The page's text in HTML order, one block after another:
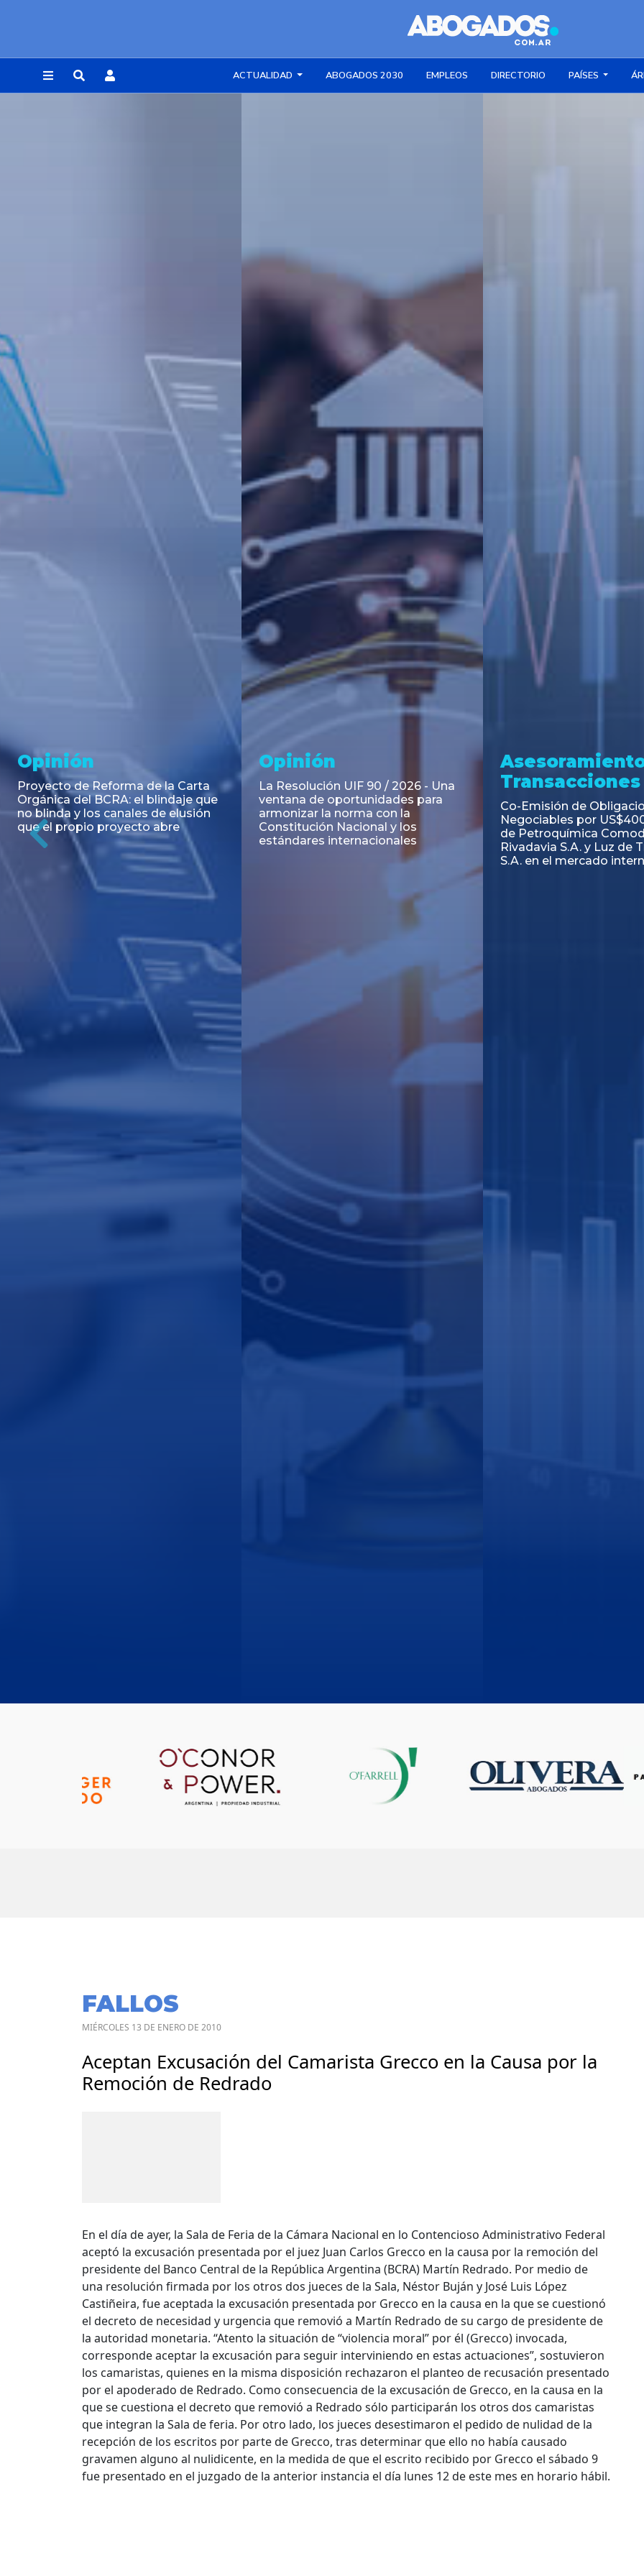
ACTUALIDAD ABOGADOS 2030 EMPLEOS DIRECTORIO PAÍSES
Noticia
RESOLUCIÓN 271/2026 de la
SECRETARIA DE COORDINACIÓN
DE PRODUCCIÓN: Actualización y
unificación de las advertencias
obligatorias en la publicidad de
juegos y apuestas en...
Asesoramiento y
Transacciones
Emisión de Obligaciones
Negociables Clase E de Central
Puerto S.A. por un Valor Nominal
de U$S 98.897.303
Transacciones
PAGBAM asesoró a
autorización para la
de los Certificados de
del Fideicomiso
Inmobiliario "Espacio
Previous
FALLOS
MIÉRCOLES 13 DE ENERO DE 2010
Aceptan Excusación del Camarista Grecco en la Causa por la
Remoción de Redrado
En el día de ayer, la Sala de Feria de la Cámara Nacional en lo Contencioso Administrativo Federal
aceptó la excusación presentada por el juez Juan Carlos Grecco en la causa por la remoción del
presidente del Banco Central de la República Argentina (BCRA) Martín Redrado. Por medio de
una resolución firmada por los otros dos jueces de la Sala, Néstor Buján y José Luis López
Castiñeira, fue aceptada la excusación presentada por Grecco en la causa en la que se cuestionó
el decreto de necesidad y urgencia que removió a Martín Redrado de su cargo de presidente de
la autoridad monetaria. “Atento la situación de “violencia moral” por él (Grecco) invocada,
corresponde aceptar la excusación para seguir interviniendo en estas actuaciones”, sostuvieron
los camaristas, quienes en la misma disposición rechazaron el planteo de recusación presentado
por el apoderado de Redrado. Como consecuencia de la excusación de Grecco, en la causa en la
que se cuestiona el decreto que removió a Redrado sólo participarán los otros dos camaristas
que integran la Sala de feria. Por otro lado, los jueces desestimaron el pedido de nulidad de la
recepción de los escritos por parte de Grecco, tras determinar que ello no había causado
gravamen alguno al nulidicente, en la medida de que el escrito recibido por Grecco el sábado 9
fue presentado en el juzgado de la anterior instancia el día lunes 12 de este mes en horario hábil.